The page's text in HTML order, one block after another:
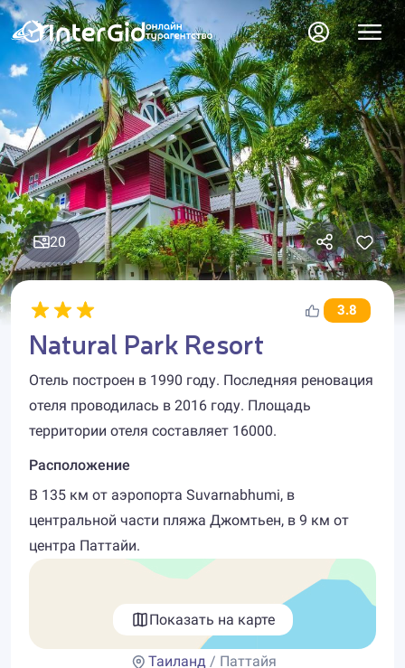
20
3.8
Natural Park Resort
Отель построен в 1990 году. Последняя реновация
отеля проводилась в 2016 году. Площадь
территории отеля составляет 16000.
Расположение
В 135 км от аэропорта Suvarnabhumi, в
центральной части пляжа Джомтьен, в 9 км от
центра Паттайи.
Показать на карте
Таиланд/ Паттайя